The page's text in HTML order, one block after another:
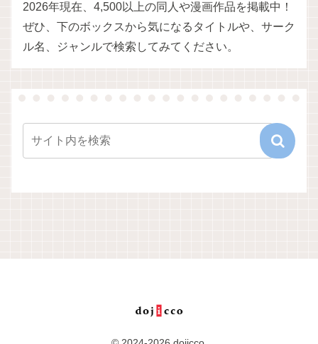
2026年現在、4,500以上の同人や漫画作品を掲載中！
ぜひ、下のボックスから気になるタイトルや、サーク
ル名、ジャンルで検索してみてください。